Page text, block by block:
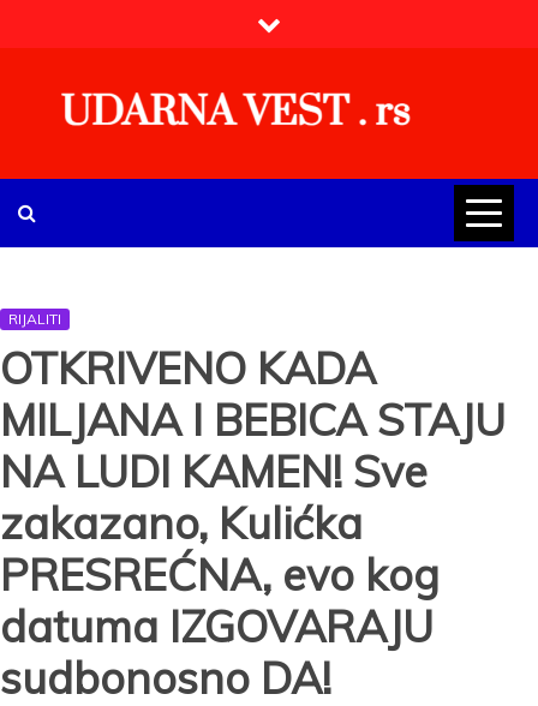
to
RIJALITI
OTKRIVENO KADA
MILJANA I BEBICA STAJU
NA LUDI KAMEN! Sve
zakazano, Kulićka
PRESREĆNA, evo kog
datuma IZGOVARAJU
sudbonosno DA!